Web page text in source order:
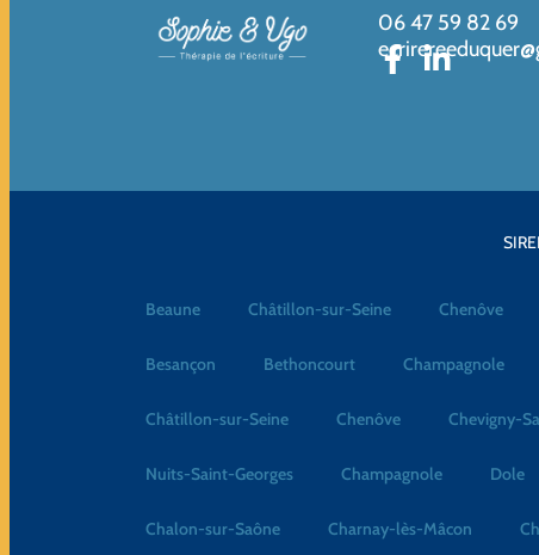
06 47 59 82 69
Beaune Châtillon-sur-Seine Chenôve
Besançon Bethoncourt Champagnole
Châtillon-sur-Seine Chenôve Chevigny-
Nuits-Saint-Georges Champagnole Dole
Chalon-sur-Saône Charnay-lès-Mâcon